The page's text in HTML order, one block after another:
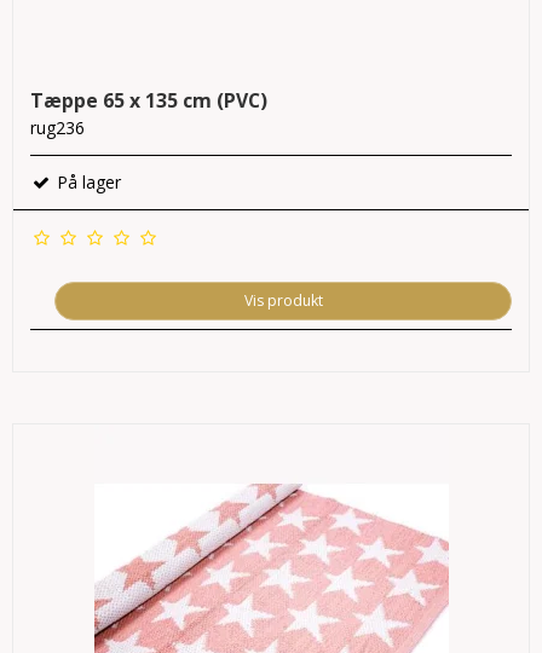
Tæppe 65 x 135 cm (PVC)
rug236
På lager
Vis produkt